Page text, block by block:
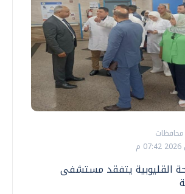
محافظات
القليوبية يتفقد مستشفى